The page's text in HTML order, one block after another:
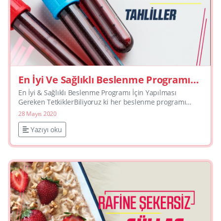
En İyi Ve Sağlıklı Beslenme Programı
İçin Yapılması Gereken Tetkikler
En İyi & Sağlıklı Beslenme Programı İçin Yapılması
Gereken TetkiklerBiliyoruz ki her beslenme programı
kişiye özel hazırlanmalıdır. Hem içeriğindeki besinler k...
28 Mayıs 2020
Yazıyı oku